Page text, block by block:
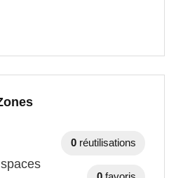
0 réutilisations